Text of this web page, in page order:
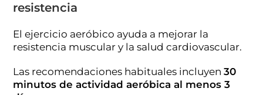
resistencia
El ejercicio aeróbico ayuda a mejorar la
resistencia muscular y la salud cardiovascular.
Las recomendaciones habituales incluyen30
minutos de actividad aeróbica al menos 3